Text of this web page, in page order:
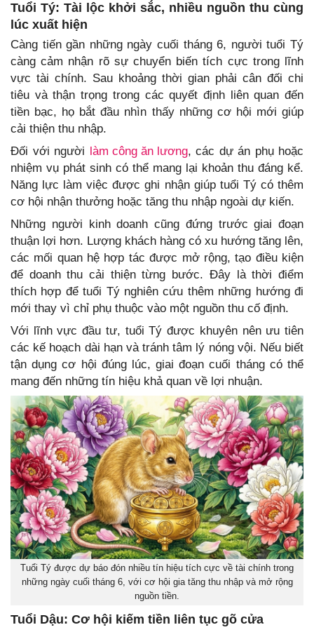
Tuổi Tý: Tài lộc khởi sắc, nhiều nguồn thu cùng
lúc xuất hiện
Càng tiến gần những ngày cuối tháng 6, người tuổi Tý
càng cảm nhận rõ sự chuyển biến tích cực trong lĩnh
vực tài chính. Sau khoảng thời gian phải cân đối chi
tiêu và thận trọng trong các quyết định liên quan đến
tiền bạc, họ bắt đầu nhìn thấy những cơ hội mới giúp
cải thiện thu nhập.
Đối với người làm công ăn lương, các dự án phụ hoặc
nhiệm vụ phát sinh có thể mang lại khoản thu đáng kể.
Năng lực làm việc được ghi nhận giúp tuổi Tý có thêm
cơ hội nhận thưởng hoặc tăng thu nhập ngoài dự kiến.
Những người kinh doanh cũng đứng trước giai đoạn
thuận lợi hơn. Lượng khách hàng có xu hướng tăng lên,
các mối quan hệ hợp tác được mở rộng, tạo điều kiện
để doanh thu cải thiện từng bước. Đây là thời điểm
thích hợp để tuổi Tý nghiên cứu thêm những hướng đi
mới thay vì chỉ phụ thuộc vào một nguồn thu cố định.
Với lĩnh vực đầu tư, tuổi Tý được khuyên nên ưu tiên
các kế hoạch dài hạn và tránh tâm lý nóng vội. Nếu biết
tận dụng cơ hội đúng lúc, giai đoạn cuối tháng có thể
mang đến những tín hiệu khả quan về lợi nhuận.
Tuổi Tý được dự báo đón nhiều tín hiệu tích cực về tài chính trong
những ngày cuối tháng 6, với cơ hội gia tăng thu nhập và mở rộng
nguồn tiền.
Tuổi Dậu: Cơ hội kiếm tiền liên tục gõ cửa